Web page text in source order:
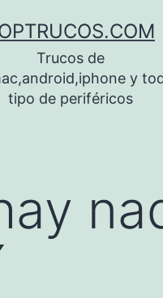
Trucos de
y
tipo de periféricos